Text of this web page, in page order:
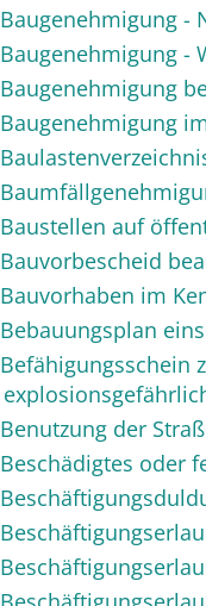
Baugenehmigung -
Baugenehmigung -
Baugenehmigung
Baugenehmigung
Baustellen auf
Bauvorbescheid
Bauvorhaben im
Bebauungsplan
Befähigungsschein
Benutzung der
Beschädigtes oder